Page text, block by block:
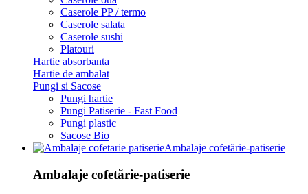
Caserole PP / termo
Caserole salata
Caserole sushi
Platouri
Hartie absorbanta
Hartie de ambalat
Pungi si Sacose
Pungi hartie
Pungi Patiserie - Fast Food
Pungi plastic
Sacose Bio
Ambalaje cofetărie-patiserie
Ambalaje cofetărie-patiserie